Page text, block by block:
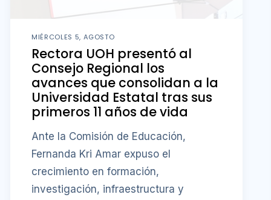
MIÉRCOLES 5, AGOSTO
Rectora UOH presentó al
Consejo Regional los
avances que consolidan a la
Universidad Estatal tras sus
primeros 11 años de vida
Ante la Comisión de Educación,
Fernanda Kri Amar expuso el
crecimiento en formación,
investigación, infraestructura y